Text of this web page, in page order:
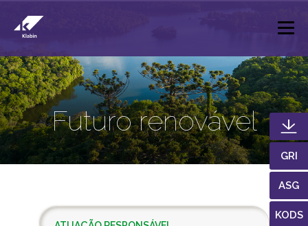
Pular para o Conteúdo principal
Futuro renovável
GRI
ASG
KODS